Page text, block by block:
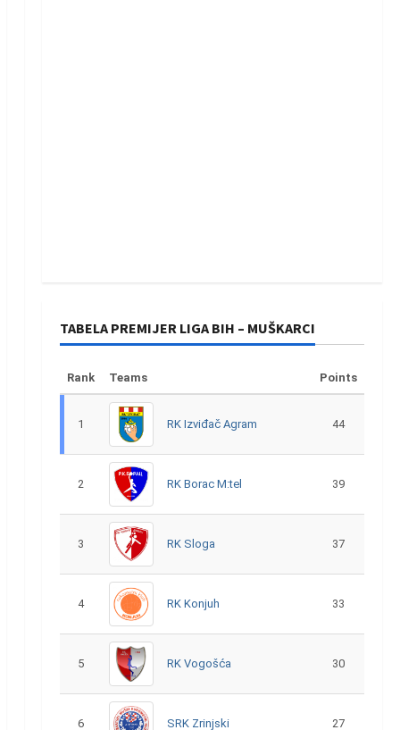
TABELA PREMIJER LIGA BIH – MUŠKARCI
Rank Teams Points
1 RK Izviđač Agram 44
2 RK Borac M:tel 39
3 RK Sloga 37
4 RK Konjuh 33
5 RK Vogošća 30
6 SRK Zrinjski 27